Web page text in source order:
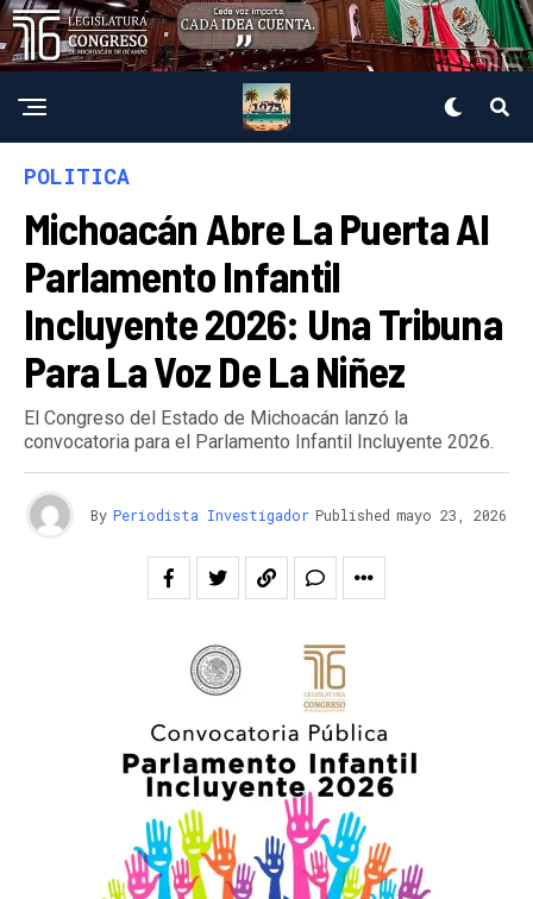
POLITICA
Michoacán Abre La Puerta Al
Parlamento Infantil
Incluyente 2026: Una Tribuna
Para La Voz De La Niñez
El Congreso del Estado de Michoacán lanzó la
convocatoria para el Parlamento Infantil Incluyente 2026.
By Periodista Investigador Published mayo 23, 2026